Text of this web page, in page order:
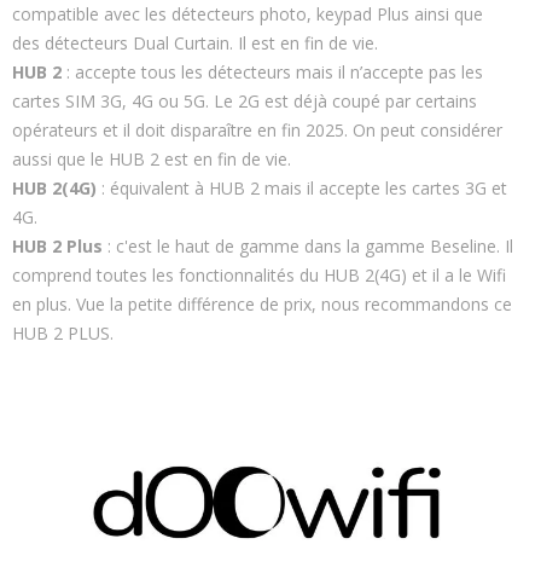
compatible avec les détecteurs photo, keypad Plus ainsi que
des détecteurs Dual Curtain. Il est en fin de vie.
HUB 2 : accepte tous les détecteurs mais il n’accepte pas les
cartes SIM 3G, 4G ou 5G. Le 2G est déjà coupé par certains
opérateurs et il doit disparaître en fin 2025. On peut considérer
aussi que le HUB 2 est en fin de vie.
HUB 2(4G) : équivalent à HUB 2 mais il accepte les cartes 3G et
4G.
HUB 2 Plus : c'est le haut de gamme dans la gamme Beseline. Il
comprend toutes les fonctionnalités du HUB 2(4G) et il a le Wifi
en plus. Vue la petite différence de prix, nous recommandons ce
HUB 2 PLUS.